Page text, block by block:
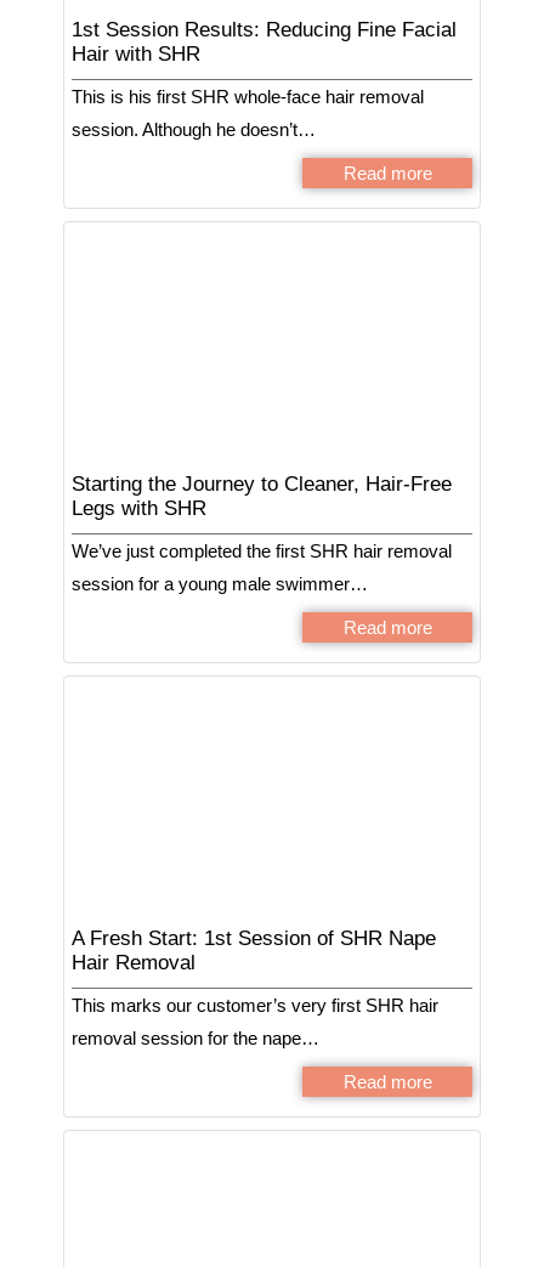
1st Session Results: Reducing Fine Facial
Hair with SHR
This is his first SHR whole-face hair removal
session. Although he doesn’t…
Read more
Starting the Journey to Cleaner, Hair-Free
Legs with SHR
We’ve just completed the first SHR hair removal
session for a young male swimmer…
Read more
A Fresh Start: 1st Session of SHR Nape
Hair Removal
This marks our customer’s very first SHR hair
removal session for the nape…
Read more